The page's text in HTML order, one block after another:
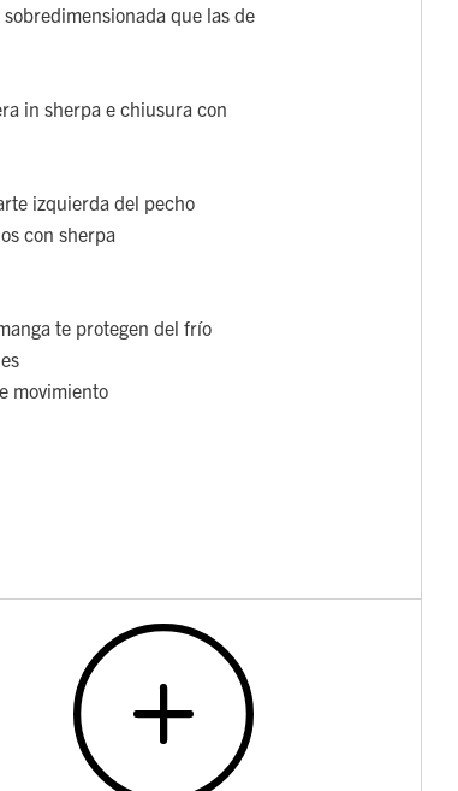
que las de
in sherpa e chiusura con
izquierda del pecho
con sherpa
te protegen del frío
movimiento